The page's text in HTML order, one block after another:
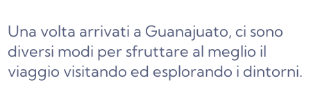
Una volta arrivati a Guanajuato, ci sono
diversi modi per sfruttare al meglio il
viaggio visitando ed esplorando i dintorni.